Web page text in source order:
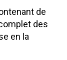
de
des
en la